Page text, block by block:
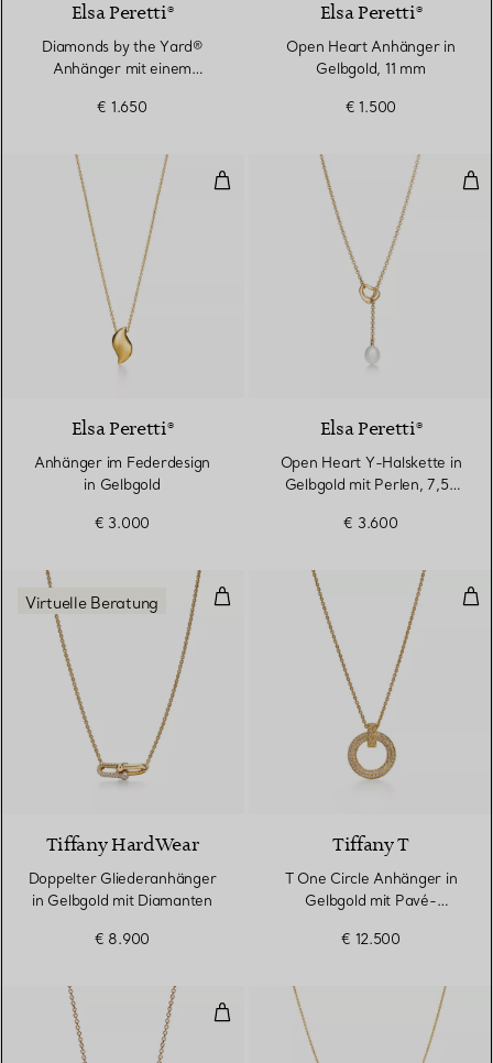
Elsa Peretti®
Diamonds by the Yard®
Anhänger mit einem
€ 1.650
Elsa Peretti®
Open Heart Anhänger in
Gelbgold, 11 mm
€ 1.500
Anhänger im Federdesign in
Elsa Peretti®
Anhänger im Federdesign
in Gelbgold
€ 3.000
Elsa Peretti®
Open Heart Y-Halskette in
Gelbgold mit Perlen, 7,5–
€ 3.600
Doppelter Gliederanhänger in
2 Materialien
Virtuelle Beratung
Tiffany HardWear
Doppelter Gliederanhänger
in Gelbgold mit Diamanten
€ 8.900
T
Tiffany T
T One Circle Anhänger in
Gelbgold mit Pavé-
€ 12.500
Circle Anhänger mit Diamant